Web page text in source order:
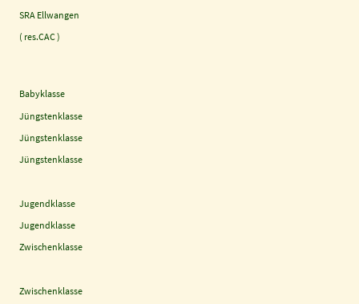
SRA Ellwangen
( res.CAC )
Babyklasse
Jüngstenklasse
Jüngstenklasse
Jüngstenklasse
Jugendklasse
Jugendklasse
Zwischenklasse
Zwischenklasse